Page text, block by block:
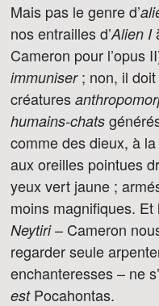
Mais pas le genre d’
nos entrailles d’Alien I
Cameron pour l’opus
immuniser; non, il doit
créatures
humains-chats
comme des dieux, à
aux oreilles pointues
yeux vert jaune ;
moins magnifiques. Et
Neytiri– Cameron
regarder seule
enchanteresses – ne
estPocahontas.